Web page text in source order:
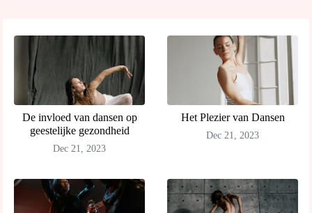
De invloed van dansen op
geestelijke gezondheid
Dec 21, 2023
Het Plezier van Dansen
Dec 21, 2023